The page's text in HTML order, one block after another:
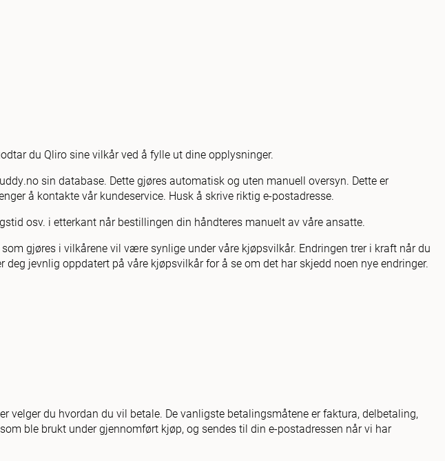
du Qliro sine vilkår ved å fylle ut dine opplysninger.
sin database. Dette gjøres automatisk og uten manuell oversyn. Dette er
å kontakte vår kundeservice. Husk å skrive riktig e-postadresse.
osv. i etterkant når bestillingen din håndteres manuelt av våre ansatte.
gjøres i vilkårene vil være synlige under våre kjøpsvilkår. Endringen trer i kraft når du
jevnlig oppdatert på våre kjøpsvilkår for å se om det har skjedd noen nye endringer.
du hvordan du vil betale. De vanligste betalingsmåtene er faktura, delbetaling,
ble brukt under gjennomført kjøp, og sendes til din e-postadressen når vi har